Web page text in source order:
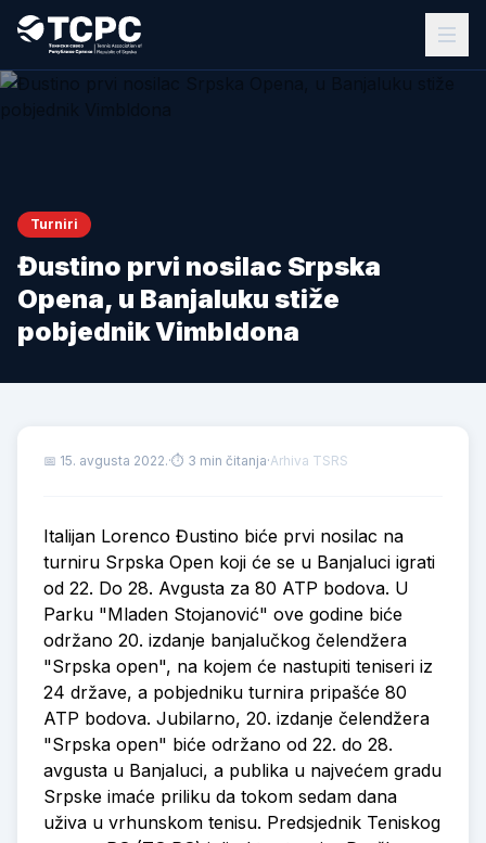
Turniri
Đustino prvi nosilac Srpska
Opena, u Banjaluku stiže
pobjednik Vimbldona
📅 15. avgusta 2022.·⏱ 3 min čitanja·Arhiva TSRS
Italijan Lorenco Đustino biće prvi nosilac na
turniru Srpska Open koji će se u Banjaluci igrati
od 22. Do 28. Avgusta za 80 ATP bodova. U
Parku "Mladen Stojanović" ove godine biće
održano 20. izdanje banjalučkog čelendžera
"Srpska open", na kojem će nastupiti teniseri iz
24 države, a pobjedniku turnira pripašće 80
ATP bodova. Jubilarno, 20. izdanje čelendžera
"Srpska open" biće održano od 22. do 28.
avgusta u Banjaluci, a publika u najvećem gradu
Srpske imaće priliku da tokom sedam dana
uživa u vrhunskom tenisu. Predsjednik Teniskog